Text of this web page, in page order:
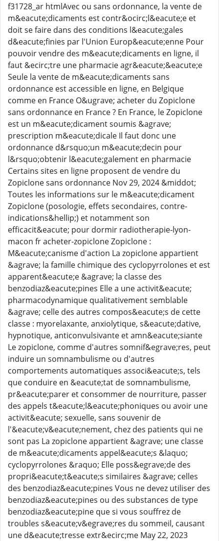
f31728_ar htmlAvec ou sans ordonnance, la vente de
m&eacute;dicaments est contr&ocirc;l&eacute;e et
doit se faire dans des conditions l&eacute;gales
d&eacute;finies par l'Union Europ&eacute;enne Pour
pouvoir vendre des m&eacute;dicaments en ligne, il
faut &ecirc;tre une pharmacie agr&eacute;&eacute;e
Seule la vente de m&eacute;dicaments sans
ordonnance est accessible en ligne, en Belgique
comme en France O&ugrave; acheter du Zopiclone
sans ordonnance en France ? En France, le Zopiclone
est un m&eacute;dicament soumis &agrave;
prescription m&eacute;dicale Il faut donc une
ordonnance d&rsquo;un m&eacute;decin pour
l&rsquo;obtenir l&eacute;galement en pharmacie
Certains sites en ligne proposent de vendre du
Zopiclone sans ordonnance Nov 29, 2024 &middot;
Toutes les informations sur le m&eacute;dicament
Zopiclone (posologie, effets secondaires, contre-
indications&hellip;) et notamment son
efficacit&eacute; pour dormir radiotherapie-lyon-
macon fr acheter-zopiclone Zopiclone :
M&eacute;canisme d'action La zopiclone appartient
&agrave; la famille chimique des cyclopyrrolones et est
apparent&eacute;e &agrave; la classe des
benzodiaz&eacute;pines Elle a une activit&eacute;
pharmacodynamique qualitativement semblable
&agrave; celle des autres compos&eacute;s de cette
classe : myorelaxante, anxiolytique, s&eacute;dative,
hypnotique, anticonvulsivante et amn&eacute;siante
Le zopiclone, comme d'autres somnif&egrave;res, peut
induire un somnambulisme ou d'autres
comportements automatiques associ&eacute;s, tels
que conduire en &eacute;tat de somnambulisme,
pr&eacute;parer et consommer de nourriture, passer
des appels t&eacute;l&eacute;phoniques ou avoir une
activit&eacute; sexuelle, sans souvenir de
l'&eacute;v&eacute;nement, chez des patients qui ne
sont pas La zopiclone appartient &agrave; une classe
de m&eacute;dicaments appel&eacute;s &laquo;
cyclopyrrolones &raquo; Elle poss&egrave;de des
propri&eacute;t&eacute;s similaires &agrave; celles
des benzodiaz&eacute;pines Vous ne devez utiliser des
benzodiaz&eacute;pines ou des substances de type
benzodiaz&eacute;pine que si vous souffrez de
troubles s&eacute;v&egrave;res du sommeil, causant
une d&eacute;tresse extr&ecirc;me May 22, 2023